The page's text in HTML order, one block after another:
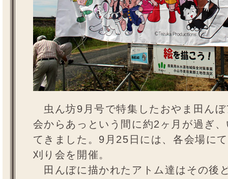
虫ん坊9月号で特集したおやま田ん
会からあっという間に約2ヶ月が過ぎ
てきました。9月25日には、各会場に
刈り会を開催。
田んぼに描かれたアトム達はその後